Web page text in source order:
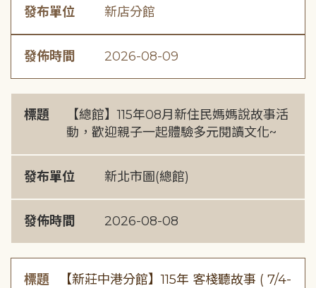
發布單位 新店分館
發佈時間 2026-08-09
標題
【總館】115年08月新住民媽媽說故事活
動，歡迎親子一起體驗多元閱讀文化~
發布單位 新北市圖(總館)
發佈時間 2026-08-08
標題
【新莊中港分館】115年 客棧聽故事 ( 7/4-